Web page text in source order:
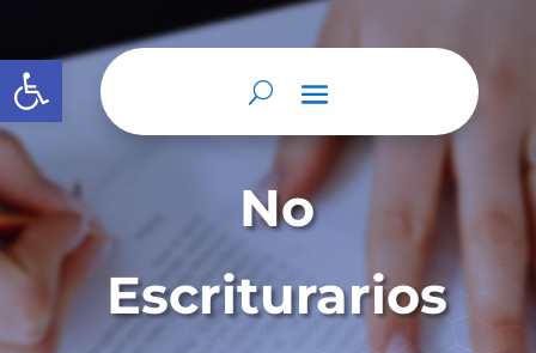
Abrir barra de herramientas
No
Escriturarios